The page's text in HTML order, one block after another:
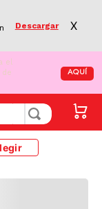
Descargar X
el
AQUÍ